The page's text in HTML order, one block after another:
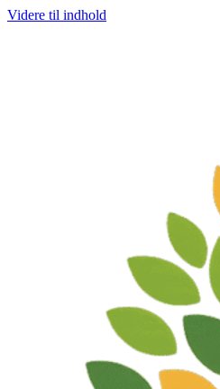
Videre til indhold